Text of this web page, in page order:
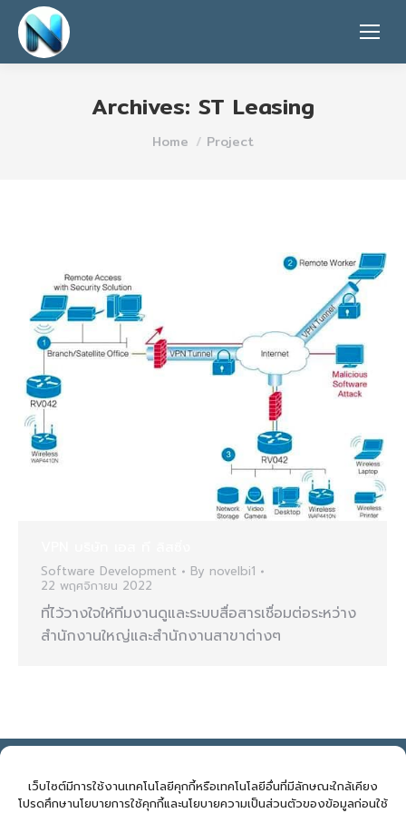
เว็บไซต์มีการใช้งานเทคโนโลยีคุกกี้หรือเทคโนโลยีอื่นที่มีลักษณะใกล้เคียง
โปรดศึกษานโยบายการใช้คุกกี้และนโยบายความเป็นส่วนตัวของข้อมูลก่อนใช้
Archives: ST Leasing
You are here:
Home Project
Software Development By novelbi1
22 พฤศจิกายน 2022
ที่ไว้วางใจให้ทีมงานดูและระบบสื่อสารเชื่อมต่อระหว่าง
สำนักงานใหญ่และสำนักงานสาขาต่างๆ
E: support@novelbiz.co.th T: 092.591.9499